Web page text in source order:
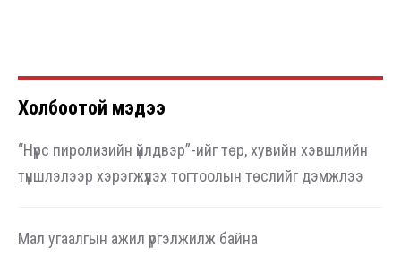
Холбоотой мэдээ
“Нүүрс пиролизийн үйлдвэр”-ийг төр, хувийн хэвшлийн
түншлэлээр хэрэгжүүлэх тогтоолын төслийг дэмжлээ
Мал угаалгын ажил үргэлжилж байна